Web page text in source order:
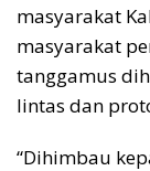
masyarakat
masyarakat
tanggamus
lintas dan
“Dihimbau